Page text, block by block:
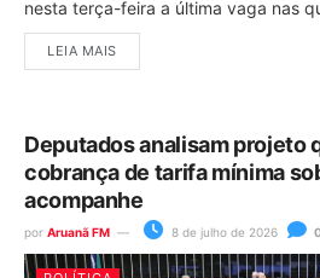
nesta terça-feira a última vaga nas
LEIA MAIS
Deputados analisam projeto
cobrança de tarifa mínima
acompanhe
por Aruanã FM 8 de julho de 2026